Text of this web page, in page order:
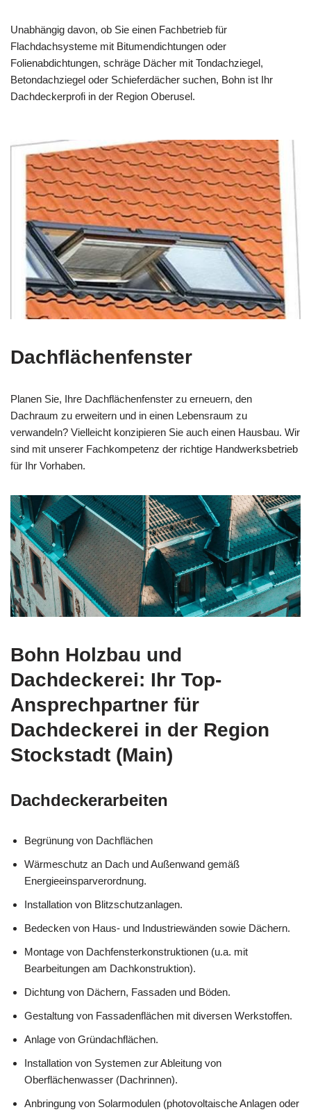
Unabhängig davon, ob Sie einen Fachbetrieb für
Flachdachsysteme mit Bitumendichtungen oder
Folienabdichtungen, schräge Dächer mit Tondachziegel,
Betondachziegel oder Schieferdächer suchen, Bohn ist Ihr
Dachdeckerprofi in der Region Oberusel.
Dachflächenfenster
Planen Sie, Ihre Dachflächenfenster zu erneuern, den
Dachraum zu erweitern und in einen Lebensraum zu
verwandeln? Vielleicht konzipieren Sie auch einen Hausbau. Wir
sind mit unserer Fachkompetenz der richtige Handwerksbetrieb
für Ihr Vorhaben.
Bohn Holzbau und
Dachdeckerei: Ihr Top-
Ansprechpartner für
Dachdeckerei in der Region
Stockstadt (Main)
Dachdeckerarbeiten
Begrünung von Dachflächen
Wärmeschutz an Dach und Außenwand gemäß
Energieeinsparverordnung.
Installation von Blitzschutzanlagen.
Bedecken von Haus- und Industriewänden sowie Dächern.
Montage von Dachfensterkonstruktionen (u.a. mit
Bearbeitungen am Dachkonstruktion).
Dichtung von Dächern, Fassaden und Böden.
Gestaltung von Fassadenflächen mit diversen Werkstoffen.
Anlage von Gründachflächen.
Installation von Systemen zur Ableitung von
Oberflächenwasser (Dachrinnen).
Anbringung von Solarmodulen (photovoltaische Anlagen oder